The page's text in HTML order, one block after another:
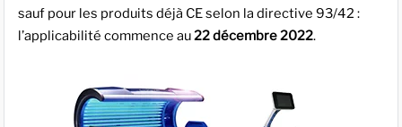
sauf pour les produits déjà CE selon la directive 93/42 :
l’applicabilité commence au22 décembre 2022.